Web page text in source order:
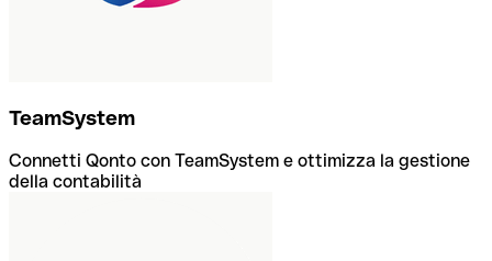
TeamSystem
Connetti Qonto con TeamSystem e ottimizza la gestione
della contabilità